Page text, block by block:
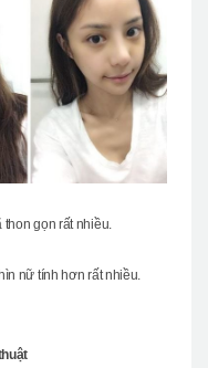
gọn rất nhiều.
nữ tính hơn rất nhiều.